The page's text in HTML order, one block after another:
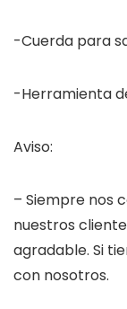
-Cuerda para
-Herramienta
Aviso:
– Siempre nos
nuestros
agradable. Si
con nosotros.